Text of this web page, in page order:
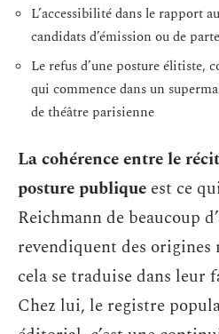
L’accessibilité dans le rapport
candidats d’émission ou de
Le refus d’une posture élitiste,
qui commence dans un
de théâtre parisienne
La cohérence entre le
posture publique est ce
Reichmann de beaucoup
revendiquent des origines
cela se traduise dans leur
Chez lui, le registre